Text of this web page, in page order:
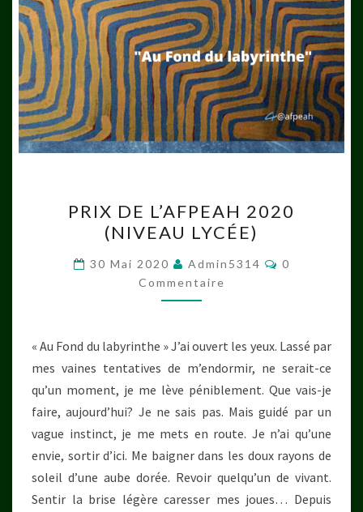
DE
L’AFPEAH
2020
(NIVEAU
LYCÉE)
PRIX DE L’AFPEAH 2020
(NIVEAU LYCÉE)
30 Mai 2020 Admin5314
0
Commentaire
« Au Fond du labyrinthe » J’ai ouvert les yeux. Lassé par
mes vaines tentatives de m’endormir, ne serait-ce
qu’un moment, je me lève péniblement. Que vais-je
faire, aujourd’hui? Je ne sais pas. Mais guidé par un
vague instinct, je me mets en route. Je n’ai qu’une
envie, sortir d’ici. Me baigner dans les doux rayons de
soleil d’une aube dorée. Revoir quelqu’un de vivant.
Sentir la brise légère caresser mes joues… Depuis